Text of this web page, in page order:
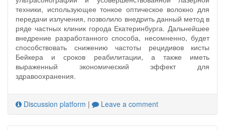
техники, использующее тонкое оптическое волокно для
передачи излучения, позволило внедрить данный метод в
ряде частных клиник города Екатеринбурга. Дальнейшее
внедрение разработанного способа, несомненно, будет
способствовать снижению частоты рецидивов кисты
Бейкера и сроков реабилитации, а также иметь
выраженный экономический эффект для
здравоохранения.
Discussion platform | Leave a comment